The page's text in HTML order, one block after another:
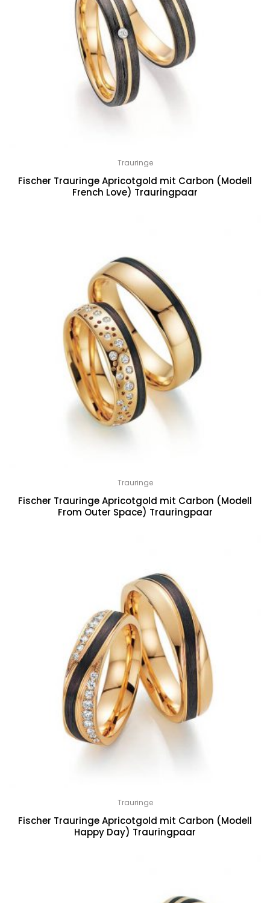
Trauringe
Fischer Trauringe Apricotgold mit Carbon (Modell
French Love) Trauringpaar
Trauringe
Fischer Trauringe Apricotgold mit Carbon (Modell
From Outer Space) Trauringpaar
Trauringe
Fischer Trauringe Apricotgold mit Carbon (Modell
Happy Day) Trauringpaar